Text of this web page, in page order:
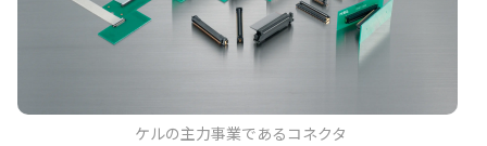
ケルの主力事業であるコネクタ